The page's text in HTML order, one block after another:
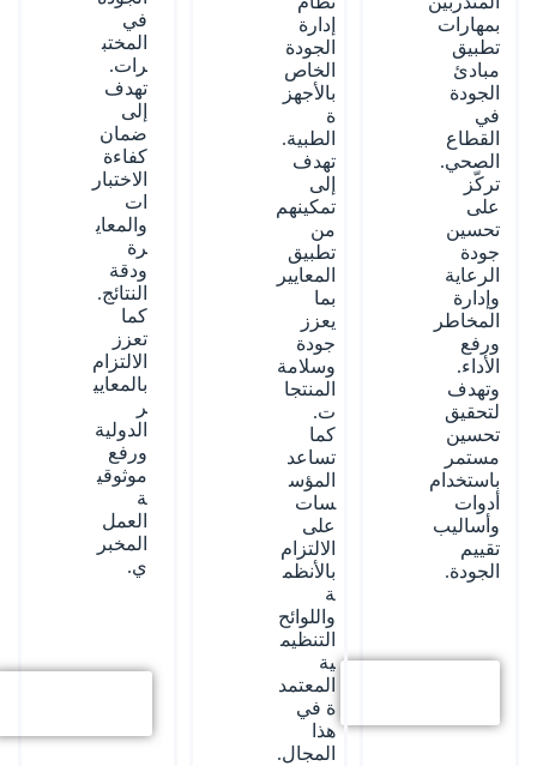
بمهارات
تطبيق
مبادئ
الجودة
في
القطاع
الصحي.
تركّز
على
تحسين
جودة
الرعاية
وإدارة
المخاطر
ورفع
الأداء.
وتهدف
لتحقيق
تحسين
مستمر
باستخدام
أدوات
وأساليب
تقييم
الجودة.
إدارة
الجودة
الخاص
بالأجهز
ة
الطبية.
تهدف
إلى
تمكينهم
من
تطبيق
المعايير
بما
يعزز
جودة
وسلامة
المنتجا
ت.
كما
تساعد
المؤس
سات
على
الالتزام
بالأنظم
ة
واللوائح
التنظيم
ية
المعتمد
ة في
هذا
المجال.
في
المختب
رات.
تهدف
إلى
ضمان
كفاءة
الاختبار
ات
والمعاي
رة
ودقة
النتائج.
كما
تعزز
الالتزام
بالمعايي
ر
الدولية
ورفع
موثوقي
ة
العمل
المخبر
ي.